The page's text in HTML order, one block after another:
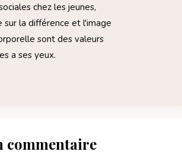
chez les jeunes,
sur la différence et l'image
sont des valeurs
a ses yeux.
commentaire